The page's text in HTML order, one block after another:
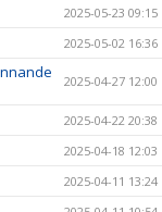
2025-05-23 09:15
2025-05-02 16:36
2025-04-27 12:00
2025-04-22 20:38
2025-04-18 12:03
2025-04-11 13:24